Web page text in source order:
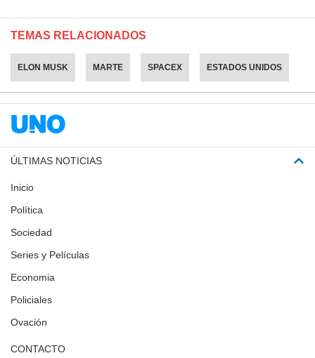
TEMAS RELACIONADOS
ELON MUSK MARTE SPACEX ESTADOS UNIDOS
ÚLTIMAS NOTICIAS
Inicio
Política
Sociedad
Series y Películas
Economia
Policiales
Ovación
CONTACTO